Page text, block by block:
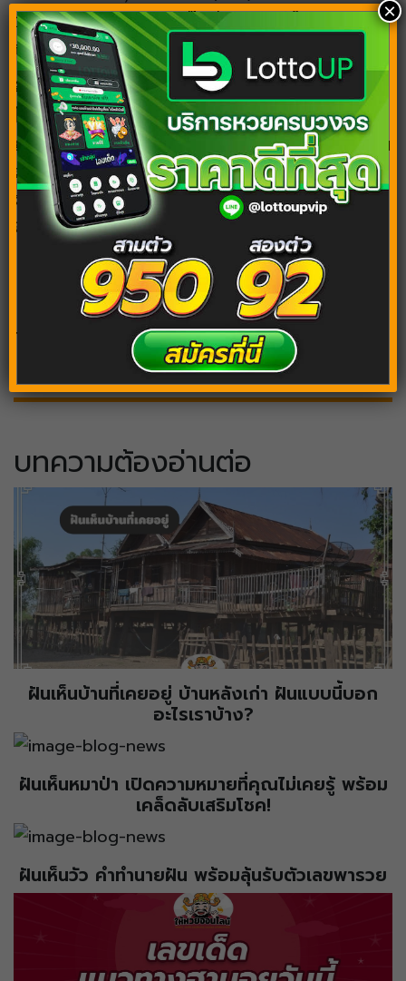
18.30 น. และ หวยฮานอยวีไอพี ออกรางวัลในเวลา 19.30
น.
ซึ่งนอกจากติดตามผลหวยฮานอย
ได้รวบรวมมาไว้ให้ ทั้งผลหวยฮานอยพิเศา ตรวจหวย
ฮานอย (ปกติ) และผลหวยฮานอย vip แล้ว สามารถติดตาม
ถ่ายทอดสดหวยฮานอยวันนี้ ผ่านทางRuayได้ด้วย โดยผล
รางวัลทั้งสามนอยนี้ ได้แก่ รางวัลเลขท้ายสามตัว เลขสอง
ตัวบน และเลขสองตัวล่าง เป็นต้น
Tags: ผลหวยฮานอย
บทความต้องอ่านต่อ
ฝันเห็นบ้านที่เคยอยู่ บ้านหลังเก่า ฝันแบบนี้บอก
อะไรเราบ้าง?
ฝันเห็นหมาป่า เปิดความหมายที่คุณไม่เคยรู้ พร้อม
เคล็ดลับเสริมโชค!
ฝันเห็นวัว คำทำนายฝัน พร้อมลุ้นรับตัวเลขพารวย
×